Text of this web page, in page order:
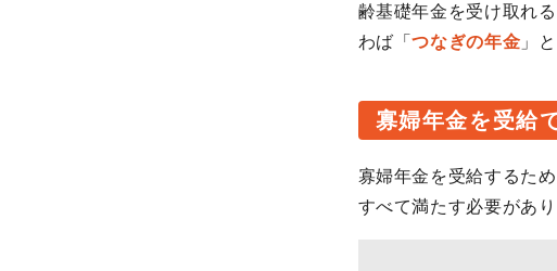
齢基礎年金を受け取れ
わば「つなぎの年金 」
寡婦年金を受給
寡婦年金を受給するた
すべて満たす必要があり